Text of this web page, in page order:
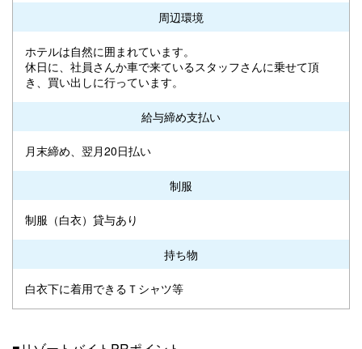
周辺環境
ホテルは自然に囲まれています。
休日に、社員さんか車で来ているスタッフさんに乗せて頂
き、買い出しに行っています。
給与締め支払い
月末締め、翌月20日払い
制服
制服（白衣）貸与あり
持ち物
白衣下に着用できるＴシャツ等